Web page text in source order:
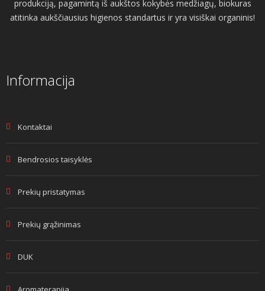
produkciją, pagamintą iš aukštos kokybės medžiagų, biokuras
atitinka aukščiausius higienos standartus ir yra visiškai organinis!
Informacija
Kontaktai
Bendrosios taisyklės
Prekių pristatymas
Prekių grąžinimas
DUK